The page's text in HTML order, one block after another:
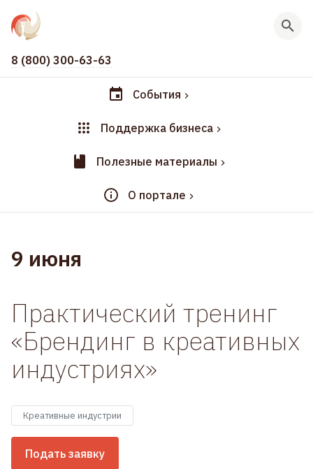
8 (800) 300-63-63
События
Поддержка бизнеса
Полезные материалы
О портале
9 июня
Практический тренинг
«Брендинг в креативных
индустриях»
Креативные индустрии
Подать заявку